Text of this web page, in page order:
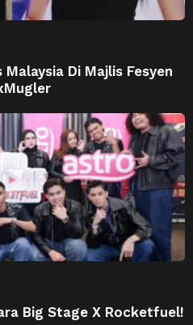
Malaysia Di Majlis Fesyen
Big Stage X Rocketfuel!